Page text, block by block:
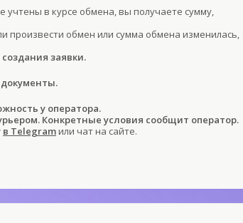
учтены в курсе обмена, вы получаете сумму,
произвести обмен или сумма обмена изменилась,
заявки.
у оператора.
Конкретные условия сообщит оператор.
в Telegram или чат на сайте.